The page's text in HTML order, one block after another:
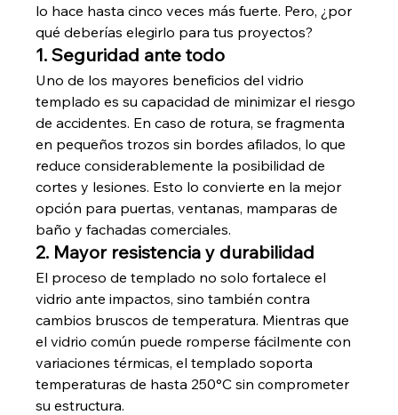
lo hace hasta cinco veces más fuerte. Pero, ¿por
qué deberías elegirlo para tus proyectos?
1. Seguridad ante todo
Uno de los mayores beneficios del vidrio
templado es su capacidad de minimizar el riesgo
de accidentes. En caso de rotura, se fragmenta
en pequeños trozos sin bordes afilados, lo que
reduce considerablemente la posibilidad de
cortes y lesiones. Esto lo convierte en la mejor
opción para puertas, ventanas, mamparas de
baño y fachadas comerciales.
2. Mayor resistencia y durabilidad
El proceso de templado no solo fortalece el
vidrio ante impactos, sino también contra
cambios bruscos de temperatura. Mientras que
el vidrio común puede romperse fácilmente con
variaciones térmicas, el templado soporta
temperaturas de hasta 250°C sin comprometer
su estructura.